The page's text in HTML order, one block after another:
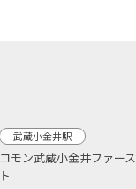
武蔵小金井駅
コモン武蔵小金井ファース
ト